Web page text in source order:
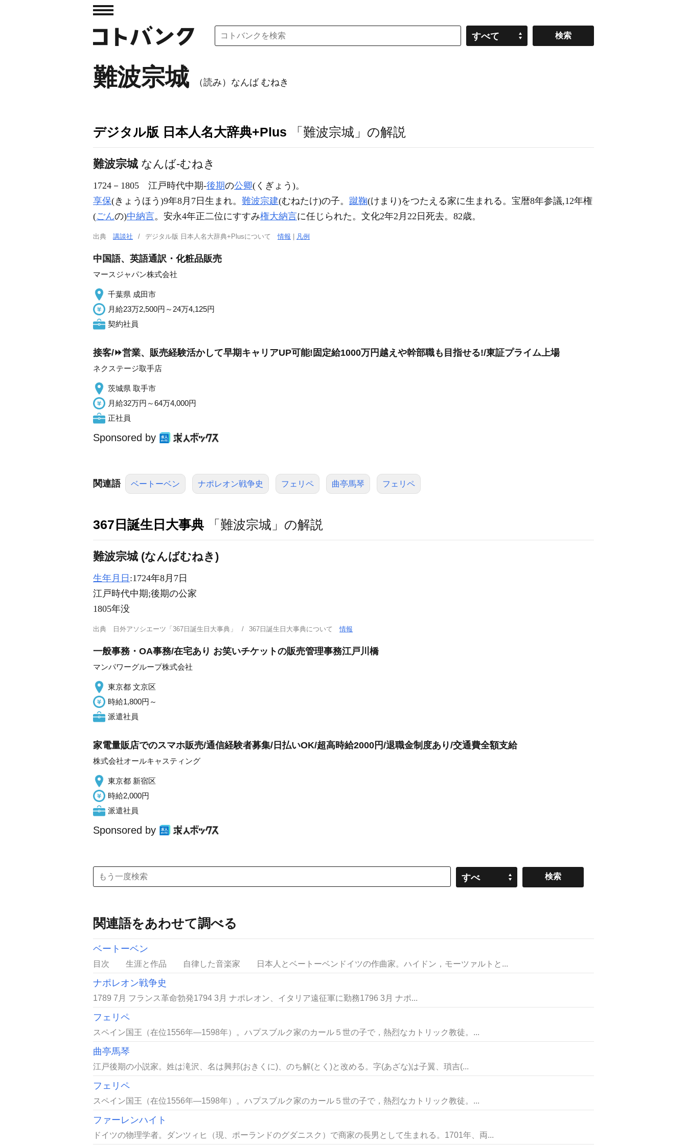
すべて
難波宗城 （読み）なんば むねき
デジタル版 日本人名大辞典+Plus 「難波宗城」の解説
難波宗城 なんば-むねき
1724－1805 江戸時代中期-後期の公卿(くぎょう)。
享保(きょうほう)9年8月7日生まれ。 難波宗建(むねたけ)の子。 蹴鞠(けまり)をつたえる家に生まれる。宝暦8年参議,12年権
(ごんの)中納言。安永4年正二位にすすみ権大納言に任じられた。文化2年2月22日死去。82歳。
出典 講談社 デジタル版 日本人名大辞典+Plusについて情報 凡例
中国語、英語通訳・化粧品販売
マースジャパン株式会社
千葉県 成田市
月給23万2,500円～24万4,125円
契約社員
接客/⏩️営業、販売経験活かして早期キャリアUP可能!固定給1000万円越えや幹部職も目指せる!/東証プライム上場
ネクステージ取手店
茨城県 取手市
月給32万円～64万4,000円
正社員
Sponsored by
関連語 ベートーベン ナポレオン戦争史 フェリペ 曲亭馬琴 フェリペ
367日誕生日大事典 「難波宗城」の解説
難波宗城 (なんばむねき)
生年月日 :1724年8月7日
江戸時代中期;後期の公家
1805年没
出典 日外アソシエーツ「367日誕生日大事典」 367日誕生日大事典について情報
一般事務・OA事務/在宅あり お笑いチケットの販売管理事務江戸川橋
マンパワーグループ株式会社
東京都 文京区
時給1,800円～
派遣社員
家電量販店でのスマホ販売/通信経験者募集/日払いOK/超高時給2000円/退職金制度あり/交通費全額支給
株式会社オールキャスティング
東京都 新宿区
時給2,000円
派遣社員
Sponsored by
すべ
関連語をあわせて調べる
ベートーベン
目次 生涯と作品 自律した音楽家 日本人とベートーベンドイツの作曲家。ハイドン，モーツァルトと...
ナポレオン戦争史
1789 7月 フランス革命勃発1794 3月 ナポレオン、イタリア遠征軍に勤務1796 3月 ナポ...
フェリペ
スペイン国王（在位1556年―1598年）。ハプスブルク家のカール５世の子で，熱烈なカトリック教徒。...
曲亭馬琴
江戸後期の小説家。姓は滝沢、名は興邦(おきくに)、のち解(とく)と改める。字(あざな)は子翼、瑣吉(...
フェリペ
スペイン国王（在位1556年―1598年）。ハプスブルク家のカール５世の子で，熱烈なカトリック教徒。...
ファーレンハイト
ドイツの物理学者。ダンツィヒ（現、ポーランドのグダニスク）で商家の長男として生まれる。1701年、両...